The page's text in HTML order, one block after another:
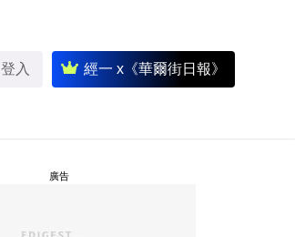
登入 經一 x《華爾街日報》
廣告